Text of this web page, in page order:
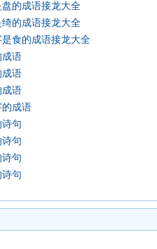
的成语接龙大全
的成语接龙大全
食的成语接龙大全
成语
成语
成语
成语
句
句
句
句